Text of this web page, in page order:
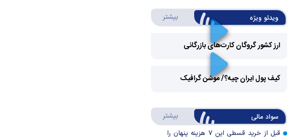
ویدئو ویژه بیشتر درباره ویدئو ویژه
ارز کشور گروگان کارت‌های بازرگانی
Video
کیف پول ایران چیه؟/ موشن گرافیک
سواد مالی بیشتر درباره سواد مالی
قبل از خرید قسطی این ۷ هزینه پنهان را